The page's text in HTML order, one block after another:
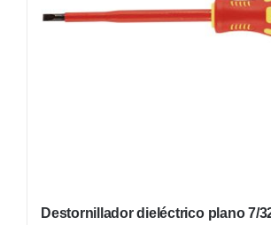
Destornillador dieléctrico plano 7/